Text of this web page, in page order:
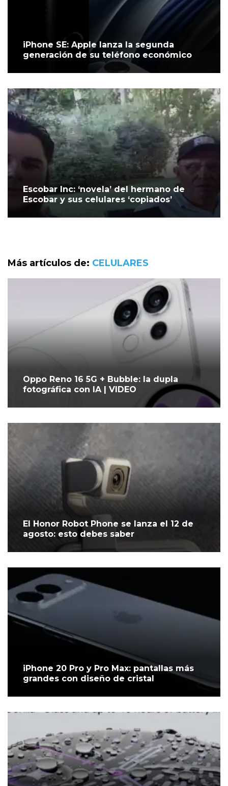
iPhone SE: Apple lanza la segunda
generación de su teléfono económico
Escobar Inc: ‘novela’ del hermano de
Escobar y sus celulares ‘copiados’
Más artículos de: CELULARES
Oppo Reno 16 5G + Bubble: la dupla
fotográfica con IA | VIDEO
El Honor Robot Phone se lanza el 12 de
agosto: esto debes saber
iPhone 20 Pro y Pro Max: pantallas más
grandes con diseño de cristal